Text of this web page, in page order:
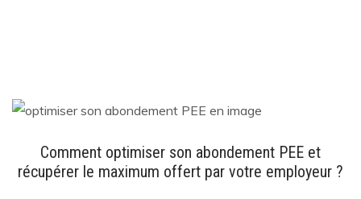
Comment optimiser son abondement PEE et
récupérer le maximum offert par votre employeur ?